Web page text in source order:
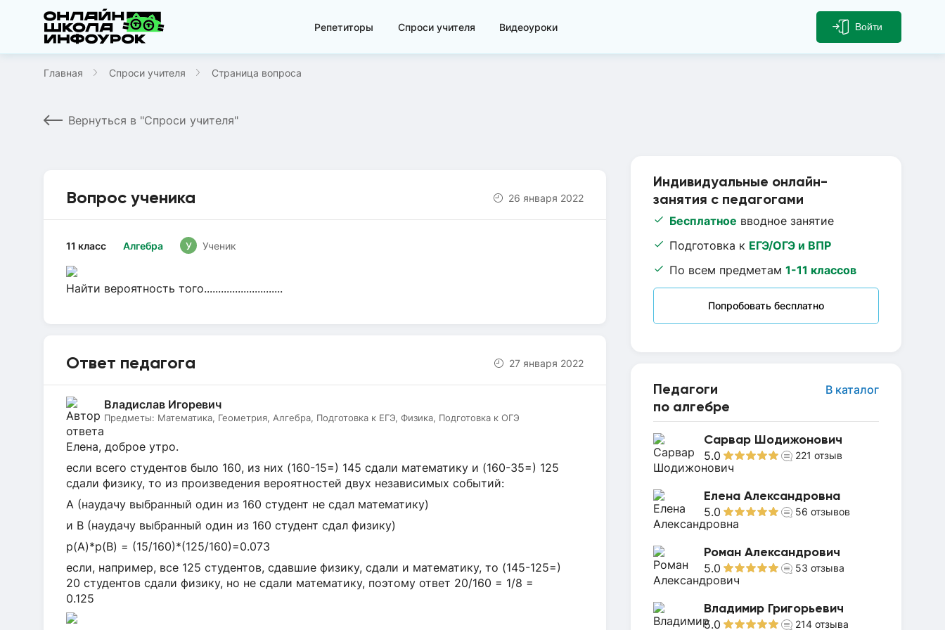
Репетиторы Спроси учителя Видеоуроки Войти
Главная Спроси учителя Страница вопроса
Вернуться в "Спроси учителя"
Индивидуальные онлайн-
занятия с педагогами
Бесплатное вводное занятие
Подготовка к ЕГЭ/ОГЭ и ВПР
По всем предметам 1-11 классов
Попробовать бесплатно
Педагоги
по алгебре
В каталог
Сарвар Шодижонович
5.0 221 отзыв
Елена Александровна
5.0 56 отзывов
Роман Александрович
5.0 53 отзыва
Владимир Григорьевич
5.0 214 отзыва
Вопрос ученика 26 января 2022
Алгебра
11 класс У Ученик
Найти вероятность того............................
Ответ педагога 27 января 2022
Владислав Игоревич
Предметы: Математика, Геометрия, Алгебра, Подготовка к ЕГЭ, Физика, Подготовка к ОГЭ
Елена, доброе утро.
если всего студентов было 160, из них (160-15=) 145 сдали математику и (160-35=) 125
сдали физику, то из произведения вероятностей двух независимых событий:
A (наудачу выбранный один из 160 студент не сдал математику)
и B (наудачу выбранный один из 160 студент сдал физику)
p(A)*p(B) = (15/160)*(125/160)=0.073
если, например, все 125 студентов, сдавшие физику, сдали и математику, то (145-125=)
20 студентов сдали физику, но не сдали математику, поэтому ответ 20/160 = 1/8 =
0.125